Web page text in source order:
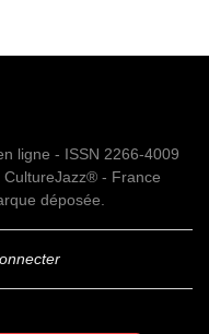
ligne - ISSN 2266-4009
CultureJazz® - France
déposée.